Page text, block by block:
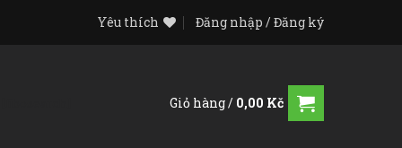
Yêu thích Đăng nhập / Đăng ký
Giỏ hàng / 0,00 Kč